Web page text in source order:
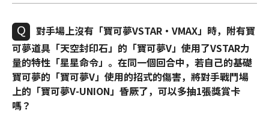
對手場上沒有「寶可夢VSTAR・VMAX」時，附有寶
可夢道具「天空封印石」的「寶可夢V」使用了VSTAR力
量的特性「星星命令」。在同一個回合中，若自己的基礎
寶可夢的「寶可夢V」使用的招式的傷害，將對手戰鬥場
上的「寶可夢V-UNION」昏厥了，可以多抽1張獎賞卡
嗎？